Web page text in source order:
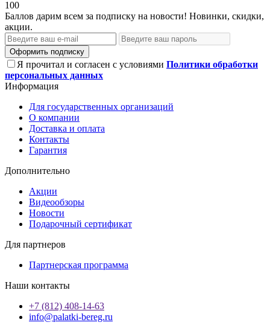
100
Баллов дарим всем за подписку на новости! Новинки, скидки,
акции.
Оформить подписку
Я прочитал и согласен с условиями Политики обработки
персональных данных
Информация
Для государственных организаций
О компании
Доставка и оплата
Контакты
Гарантия
Дополнительно
Акции
Видеообзоры
Новости
Подарочный сертификат
Для партнеров
Партнерская программа
Наши контакты
+7 (812) 408-14-63
info@palatki-bereg.ru